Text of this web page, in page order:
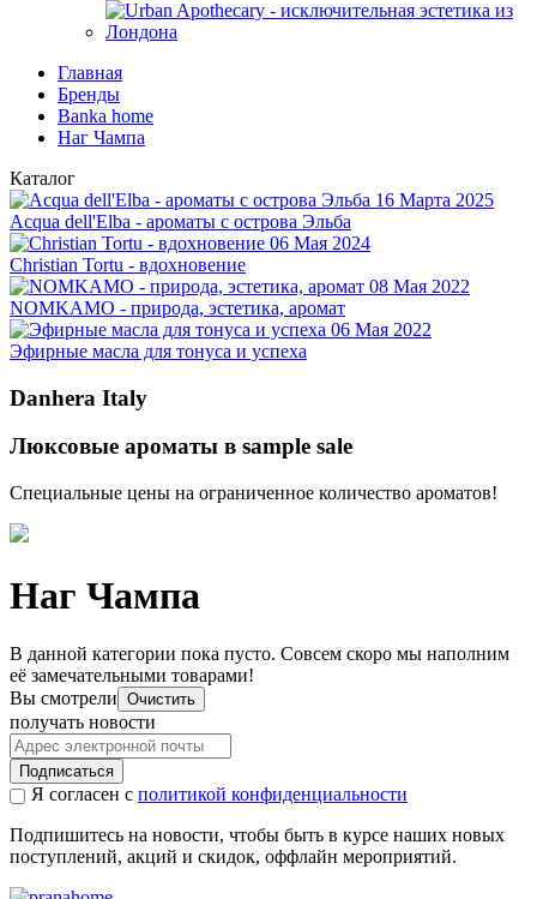
Главная
Бренды
Banka home
Наг Чампа
Каталог
16 Марта 2025
Acqua dell'Elba - ароматы с острова Эльба
06 Мая 2024
Christian Tortu - вдохновение
08 Мая 2022
NOMKAMO - природа, эстетика, аромат
06 Мая 2022
Эфирные масла для тонуса и успеха
Danhera Italy
Люксовые ароматы в sample sale
Специальные цены на ограниченное количество ароматов!
Наг Чампа
В данной категории пока пусто. Совсем скоро мы наполним
её замечательными товарами!
Вы смотрели Очистить
получать новости
Подписаться
Я согласен с политикой конфиденциальности
Подпишитесь на новости, чтобы быть в курсе наших новых
поступлений, акций и скидок, оффлайн мероприятий.